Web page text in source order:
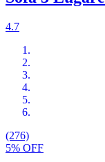
4.7
(276)
5% OFF